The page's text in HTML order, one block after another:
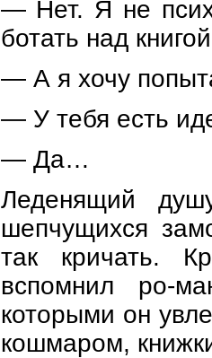
— Нет. Я не
ботать над
— А я хочу
— У тебя есть
— Да…
Леденящий
шепчущихся
так кричать.
вспомнил ро-
которыми он
кошмаром,